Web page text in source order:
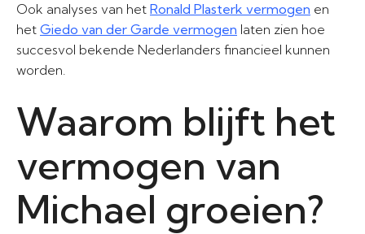
Ook analyses van het Ronald Plasterk vermogen en
het Giedo van der Garde vermogen laten zien hoe
succesvol bekende Nederlanders financieel kunnen
worden.
Waarom blijft het
vermogen van
Michael groeien?